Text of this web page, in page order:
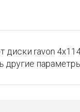
ravon
другие